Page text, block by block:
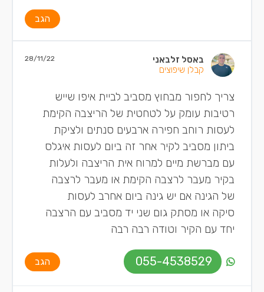
הגב
באסל זלבאני
קבלן שיפוצים
28/11/22
צריך לחפור מבחוץ מסביב לביית איפו שייש
רטיבות עומק על לטחטית של הריצבה הקימת
לעסות רוחב חפירה ארבעים סנתים ולציקת
ביתון מסביב לקיר אחר זה ביום לעסות איגלס
עם מברשת מיים למרוח אית הריצבה ולעלות
בקיר מעבר לרצבה הקימת או מעבר לרצבה
של הגינה אם יש גינה ביום אחרב לעסות
סיקה או מסתק גום שני יד מסביב עם הרצבה
יחד עם הקיר וטודה רבה רבה
055-4538529 הגב